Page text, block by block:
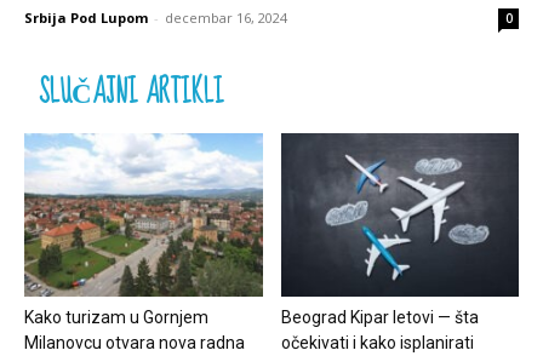
Srbija Pod Lupom - decembar 16, 2024 0
SLUČAJNI ARTIKLI
Kako turizam u Gornjem
Milanovcu otvara nova radna
Beograd Kipar letovi — šta
očekivati i kako isplanirati